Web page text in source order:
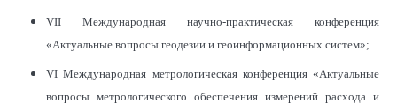
VII Международная научно-практическая конференция
«Актуальные вопросы геодезии и геоинформационных систем»;
VI Международная метрологическая конференция «Актуальные
вопросы метрологического обеспечения измерений расхода и